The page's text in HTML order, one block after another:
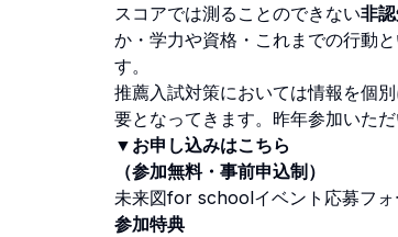
スコアでは測ることのできない非
か・学力や資格・これまでの行動
す。
推薦入試対策においては情報を個
要となってきます。昨年参加いた
▼お申し込みはこちら
（参加無料・事前申込制）
未来図for schoolイベント応募フォ
参加特典